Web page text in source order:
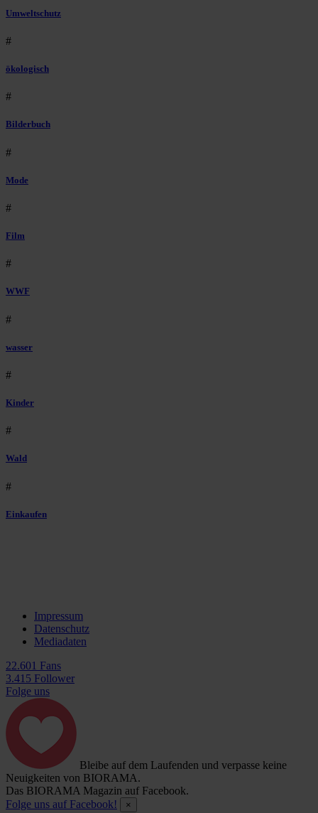
Umweltschutz
#
ökologisch
#
Bilderbuch
#
Mode
#
Film
#
WWF
#
wasser
#
Kinder
#
Wald
#
Einkaufen
Impressum
Datenschutz
Mediadaten
22.601 Fans
3.415 Follower
Folge uns
Bleibe auf dem Laufenden und verpasse keine
Neuigkeiten von BIORAMA.
Das BIORAMA Magazin auf Facebook.
Folge uns auf Facebook!
×